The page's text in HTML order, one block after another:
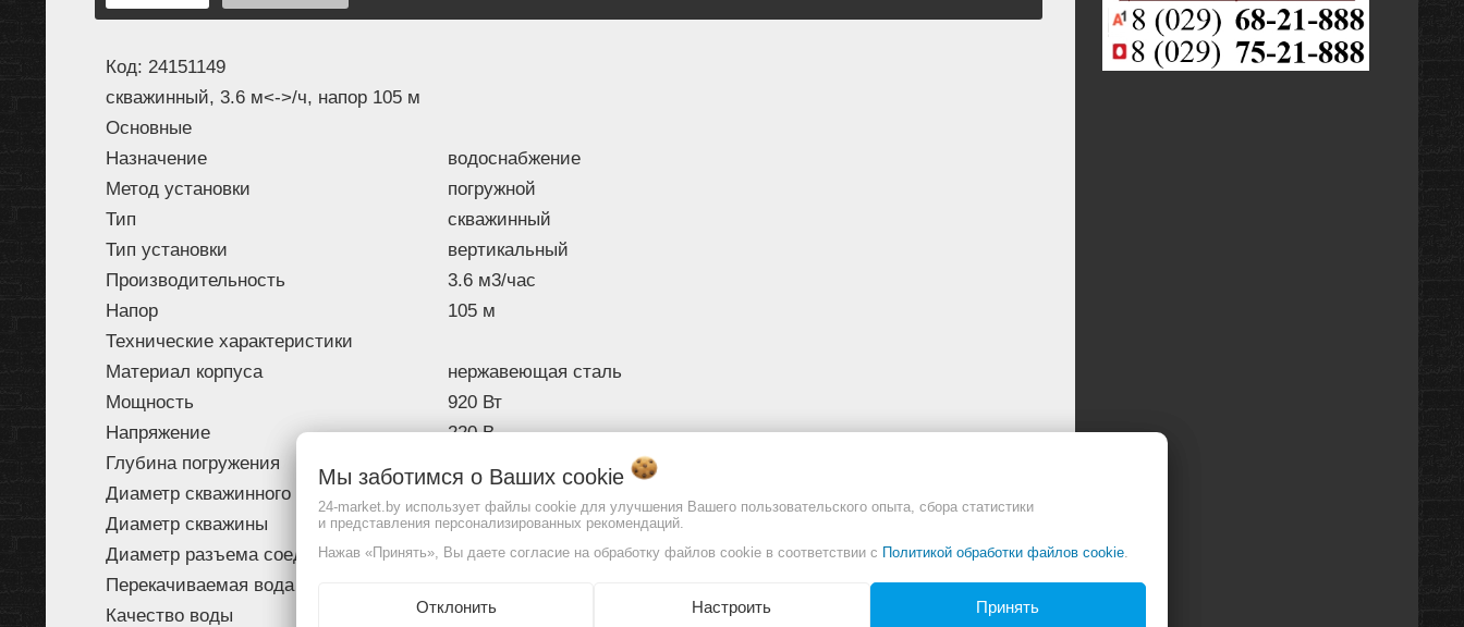
Код: 24151149
скважинный, 3.6 м<->/ч, напор 105 м
Основные
Назначение
водоснабжение
Метод установки
погружной
Тип
скважинный
Тип установки
вертикальный
Производительность
3.6 м3/час
Напор
105 м
Технические характеристики
Материал корпуса
нержавеющая сталь
Мощность
920 Вт
Напряжение
220 В
Глубина погружения
Диаметр скважинного насоса
Диаметр скважины
13 см
Диаметр разъема соединения
1 "
Перекачиваемая вода
Качество воды
чистая
Мы заботимся о Ваших cookie
24-market.by использует файлы cookie для улучшения Вашего пользовательского опыта, сбора статистики
и представления персонализированных рекомендаций.
Нажав «Принять», Вы даете согласие на обработку файлов cookie в соответствии с Политикой обработки файлов cookie.
Отклонить Настроить Принять